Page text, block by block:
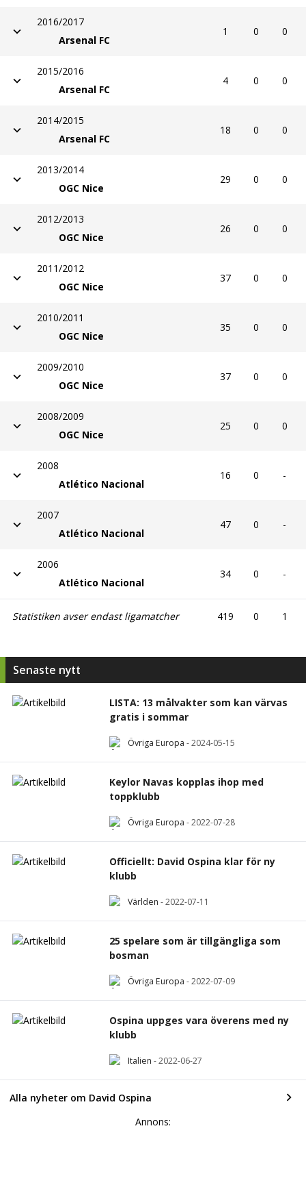
2016/2017
Arsenal FC
1 0 0
2015/2016
Arsenal FC
4 0 0
2014/2015
Arsenal FC
18 0 0
2013/2014
OGC Nice
29 0 0
2012/2013
OGC Nice
26 0 0
2011/2012
OGC Nice
37 0 0
2010/2011
OGC Nice
35 0 0
2009/2010
OGC Nice
37 0 0
2008/2009
OGC Nice
25 0 0
2008
Atlético Nacional
16 0 -
2007
Atlético Nacional
47 0 -
2006
Atlético Nacional
34 0 -
Statistiken avser endast ligamatcher 419 0 1
Senaste nytt
LISTA: 13 målvakter som kan värvas
gratis i sommar
Övriga Europa -2024-05-15
Keylor Navas kopplas ihop med
toppklubb
Övriga Europa -2022-07-28
Officiellt: David Ospina klar för ny
klubb
Världen -2022-07-11
25 spelare som är tillgängliga som
bosman
Övriga Europa -2022-07-09
Ospina uppges vara överens med ny
klubb
Italien -2022-06-27
Alla nyheter om David Ospina
Annons: